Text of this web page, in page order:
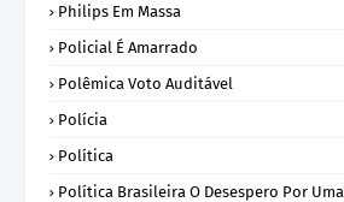
Philips Em Massa
Policial É Amarrado
Polêmica Voto Auditável
Polícia
Política
Política Brasileira O Desespero Por Uma